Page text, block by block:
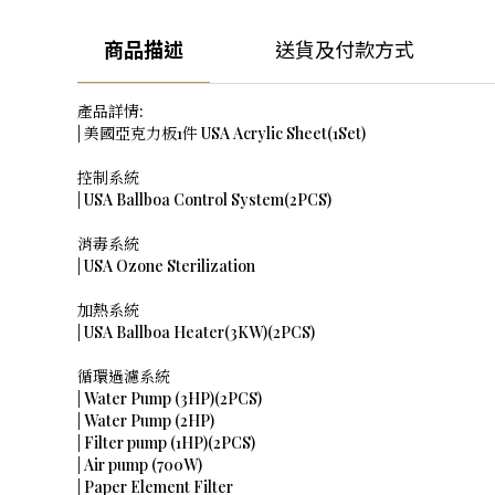
商品描述 送貨及付款方式
產品詳情:
| 美國亞克力板1件 USA Acrylic Sheet(1Set)
控制系統
| USA Ballboa Control System(2PCS)
消毒系統
| USA Ozone Sterilization
加熱系統
| USA Ballboa Heater(3KW)(2PCS)
循環過濾系統
| Water Pump (3HP)(2PCS)
| Water Pump (2HP)
| Filter pump (1HP)(2PCS)
| Air pump (700W)
| Paper Element Filter